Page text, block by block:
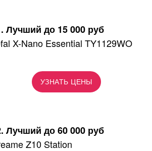
Лучший до 15 000 руб
X-Nano Essential TY1129WO
УЗНАТЬ ЦЕНЫ
Лучший до 60 000 руб
Z10 Station